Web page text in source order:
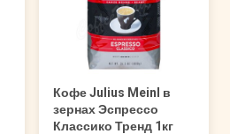
Кофе Julius Meinl в
зернах Эспрессо
Классико Тренд 1кг